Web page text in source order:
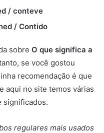
/ conteve
/ Contido
sobre O que significa a
se você gostou
recomendação é que
aqui no site temos várias
significados.
regulares mais usados